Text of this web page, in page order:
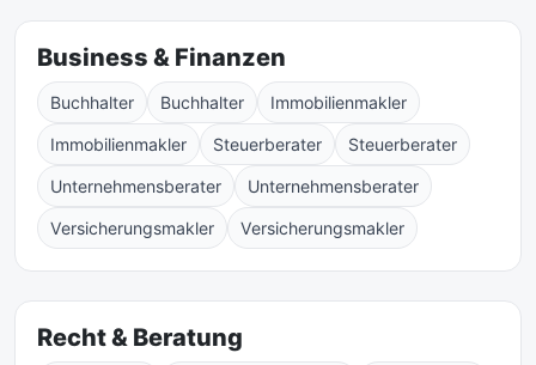
Business & Finanzen
Buchhalter Buchhalter Immobilienmakler
Immobilienmakler Steuerberater Steuerberater
Unternehmensberater Unternehmensberater
Versicherungsmakler Versicherungsmakler
Recht & Beratung